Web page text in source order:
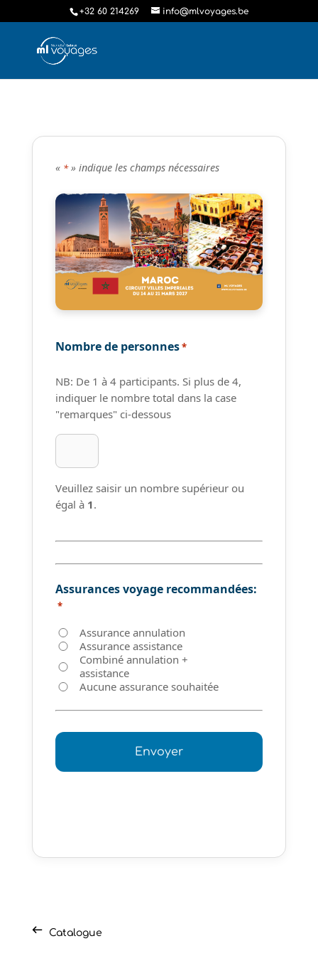
+32 60 214269 info@mlvoyages.be
« *» indique les champs nécessaires
Nombre de personnes*
NB: De 1 à 4 participants. Si plus de 4,
indiquer le nombre total dans la case
"remarques" ci-dessous
Veuillez saisir un nombre supérieur ou
égal à 1.
Assurances voyage recommandées:
*
Assurance annulation
Assurance assistance
Combiné annulation +
assistance
Aucune assurance souhaitée
Catalogue